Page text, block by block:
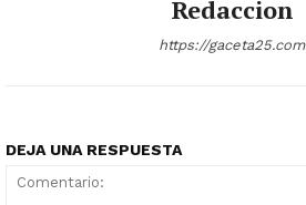
Redaccion
https://gaceta25.com
DEJA UNA RESPUESTA